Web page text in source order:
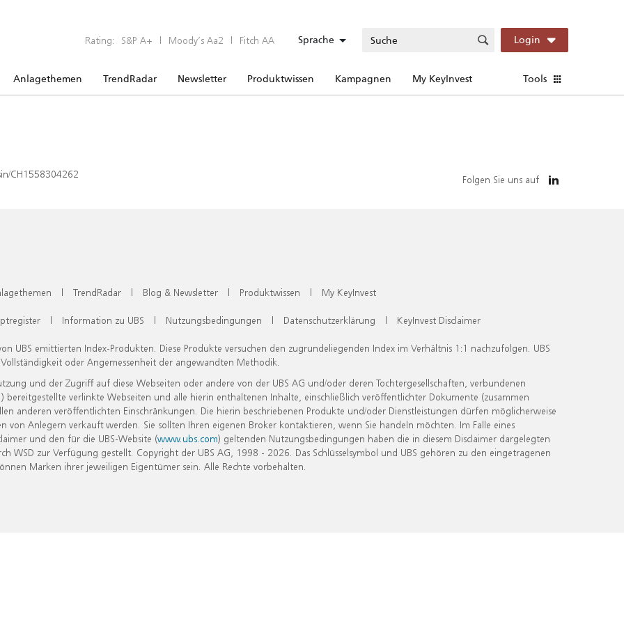
Rating: S&P A+ | Moody’s Aa2 | Fitch AA Sprache Login
Anlagethemen TrendRadar Newsletter Produktwissen Kampagnen My KeyInvest Tools
CH1558304262 Folgen Sie uns auf
| TrendRadar | Blog & Newsletter | Produktwissen | My KeyInvest
| Information zu UBS | Nutzungsbedingungen | Datenschutzerklärung | KeyInvest Disclaimer
UBS emittierten Index-Produkten. Diese Produkte versuchen den zugrundeliegenden Index im Verhältnis 1:1 nachzufolgen. UBS
oder Angemessenheit der angewandten Methodik.
und der Zugriff auf diese Webseiten oder andere von der UBS AG und/oder deren Tochtergesellschaften, verbundenen
verlinkte Webseiten und alle hierin enthaltenen Inhalte, einschließlich veröffentlichter Dokumente (zusammen
anderen veröffentlichten Einschränkungen. Die hierin beschriebenen Produkte und/oder Dienstleistungen dürfen möglicherweise
Anlegern verkauft werden. Sie sollten Ihren eigenen Broker kontaktieren, wenn Sie handeln möchten. Im Falle eines
und den für die UBS-Website (www.ubs.com) geltenden Nutzungsbedingungen haben die in diesem Disclaimer dargelegten
zur Verfügung gestellt. Copyright der UBS AG, 1998 - 2026. Das Schlüsselsymbol und UBS gehören zu den eingetragenen
Marken ihrer jeweiligen Eigentümer sein. Alle Rechte vorbehalten.